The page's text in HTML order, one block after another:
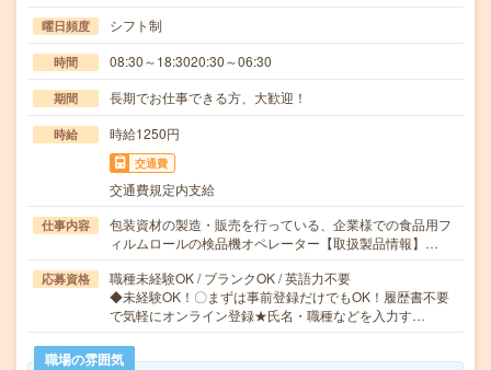
曜日頻度 シフト制
時間 08:30～18:3020:30～06:30
期間 長期でお仕事できる方、大歓迎！
時給 時給1250円
交通費
交通費規定内支給
仕事内容
包装資材の製造・販売を行っている、企業様での食品用フ
ィルムロールの検品機オペレーター【取扱製品情報】…
応募資格
職種未経験OK / ブランクOK / 英語力不要
◆未経験OK！〇まずは事前登録だけでもOK！履歴書不要
で気軽にオンライン登録★氏名・職種などを入力す…
職場の雰囲気